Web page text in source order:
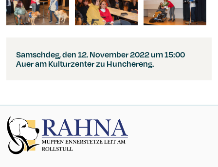
Samschdeg, den 12. November 2022 um 15:00
Auer am Kulturzenter zu Hunchereng.